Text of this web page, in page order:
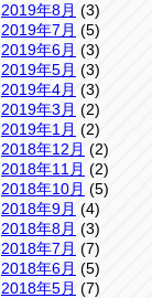
2019年8月 (3)
2019年7月 (5)
2019年6月 (3)
2019年5月 (3)
2019年4月 (3)
2019年3月 (2)
2019年1月 (2)
2018年12月 (2)
2018年11月 (2)
2018年10月 (5)
2018年9月 (4)
2018年8月 (3)
2018年7月 (7)
2018年6月 (5)
2018年5月 (7)